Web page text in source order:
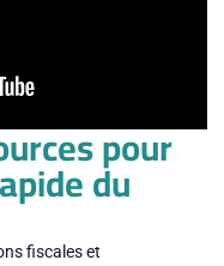
pour
du
fiscales et